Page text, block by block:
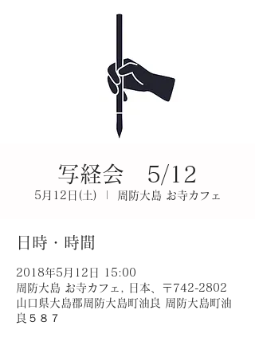
写経会 5/12
5月12日(土) 周防大島 お寺カフェ
日時・時間
2018年5月12日 15:00
周防大島 お寺カフェ, 日本、〒742-2802
山口県大島郡周防大島町油良 周防大島町油
良５８７